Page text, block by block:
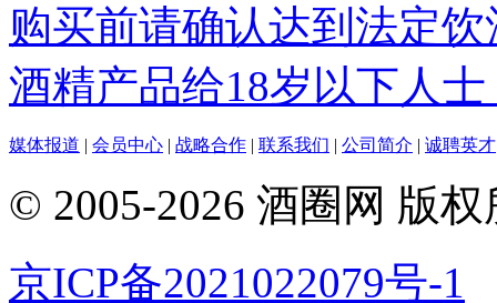
购买前请确认达到法定
酒精产品给18岁以下人士
媒体报道 | 会员中心 | 战略合作 | 联系我们 | 公司简介 | 诚聘英才
© 2005-2026 酒圈网 版
京ICP备2021022079号-1